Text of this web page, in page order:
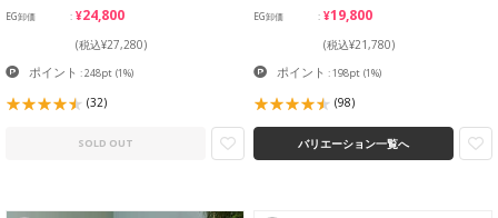
EG卸価 ¥24,800
(税込¥27,280)
ポイント : 248pt (1%)
(32)
SOLD OUT
EG卸価 ¥19,800
(税込¥21,780)
ポイント : 198pt (1%)
(98)
バリエーション一覧へ